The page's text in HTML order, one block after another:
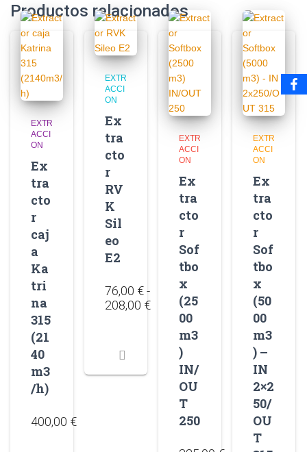
Productos relacionados
EXTR
ACCI
ON
Ex
tra
cto
r
caj
a
Ka
tri
na
315
(21
40
m3
/h)
400,00 €
EXTR
ACCI
ON
Ex
tra
cto
r
RV
K
Sil
eo
E2
76,00 €-
208,00 €
EXTR
ACCI
ON
Ex
tra
cto
r
Sof
tbo
x
(25
00
m3
)
IN/
OU
T
250
EXTR
ACCI
ON
Ex
tra
cto
r
Sof
tbo
x
(50
00
m3
) –
IN
2×2
50/
OU
T